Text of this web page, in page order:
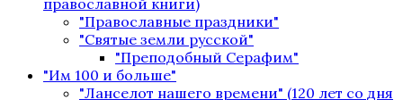
православной книги)
"Православные праздники"
"Святые земли русской"
"Преподобный Серафим"
"Им 100 и больше"
"Ланселот нашего времени" (120 лет со дня